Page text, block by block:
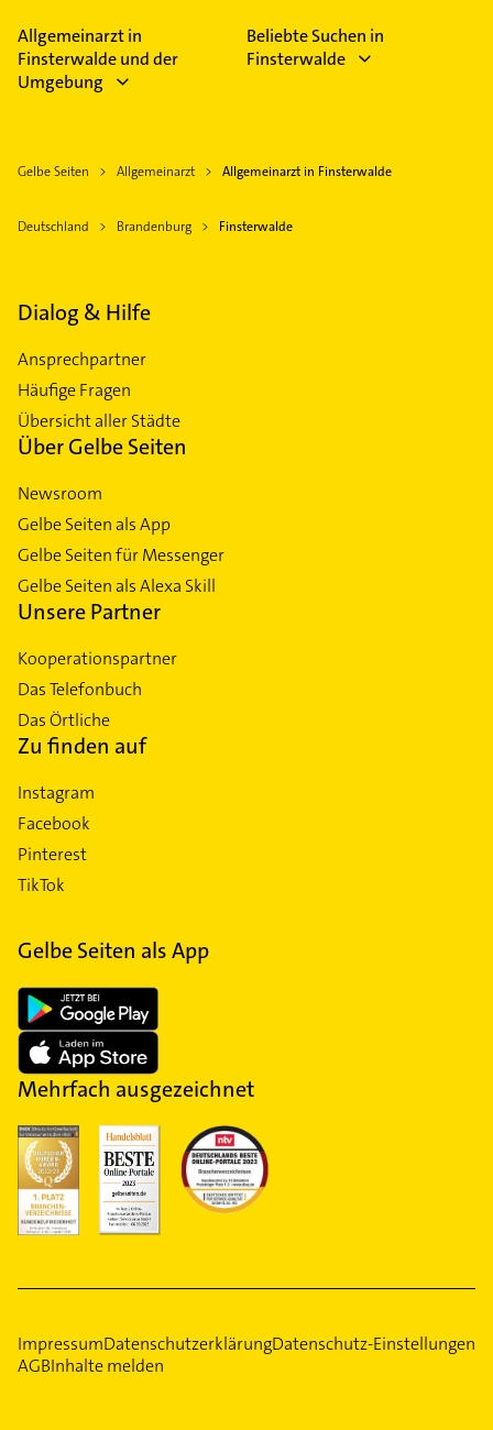
Allgemeinarzt in
Finsterwalde und der
Umgebung
Beliebte Suchen in
Finsterwalde
Gelbe Seiten Allgemeinarzt Allgemeinarzt in Finsterwalde
Deutschland Brandenburg Finsterwalde
Dialog & Hilfe
Ansprechpartner
Häufige Fragen
Übersicht aller Städte
Über Gelbe Seiten
Newsroom
Gelbe Seiten als App
Gelbe Seiten für Messenger
Gelbe Seiten als Alexa Skill
Unsere Partner
Kooperationspartner
Das Telefonbuch
Das Örtliche
Zu finden auf
Instagram
Facebook
Pinterest
TikTok
Gelbe Seiten als App
Mehrfach ausgezeichnet
ImpressumDatenschutzerklärungDatenschutz-Einstellungen
AGBInhalte melden